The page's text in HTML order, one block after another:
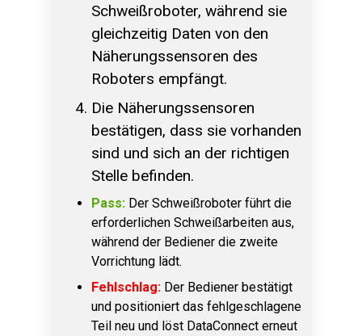
Schweißroboter, während sie
gleichzeitig Daten von den
Näherungssensoren des
Roboters empfängt.
Die Näherungssensoren
bestätigen, dass sie vorhanden
sind und sich an der richtigen
Stelle befinden.
Pass:Der Schweißroboter führt die
erforderlichen Schweißarbeiten aus,
während der Bediener die zweite
Vorrichtung lädt.
Fehlschlag: Der Bediener bestätigt
und positioniert das fehlgeschlagene
Teil neu und löst DataConnect erneut